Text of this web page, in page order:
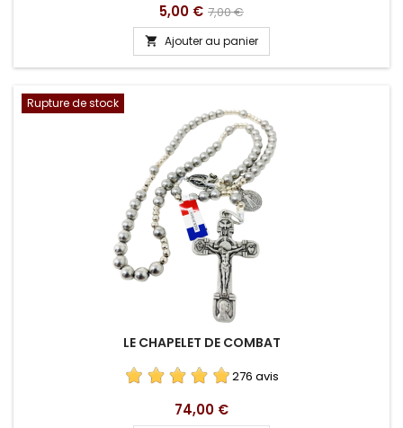
Prix
5,00 € Prix
de
base
7,00 €
 Ajouter au panier
Rupture de stock
LE CHAPELET DE COMBAT
276 avis
Prix
74,00 €